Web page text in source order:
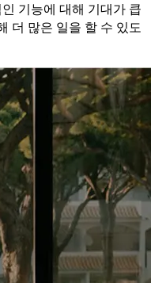
기능에 대해 기대가 큽
더 많은 일을 할 수 있도